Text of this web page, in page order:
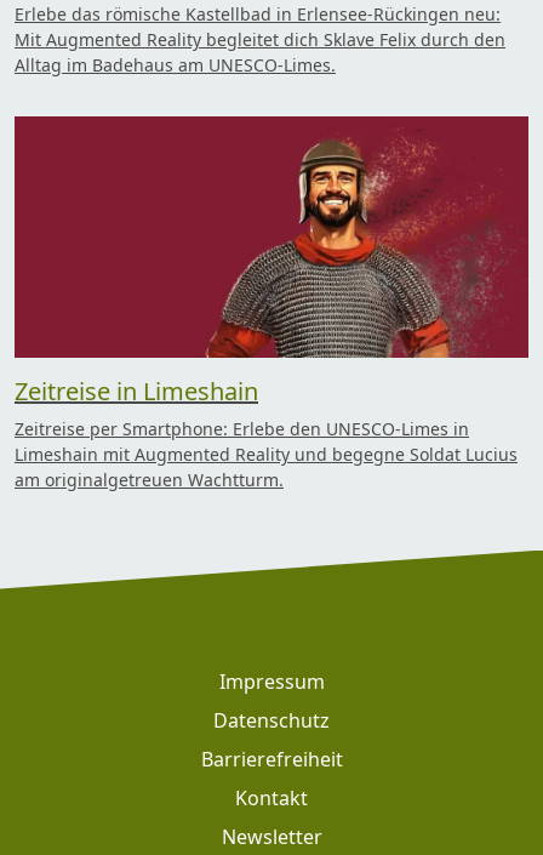
Erlebe das römische Kastellbad in Erlensee-Rückingen neu:
Mit Augmented Reality begleitet dich Sklave Felix durch den
Alltag im Badehaus am UNESCO-Limes.
Zeitreise in Limeshain
Zeitreise per Smartphone: Erlebe den UNESCO-Limes in
Limeshain mit Augmented Reality und begegne Soldat Lucius
am originalgetreuen Wachtturm.
Impressum
Datenschutz
Barrierefreiheit
Kontakt
Newsletter